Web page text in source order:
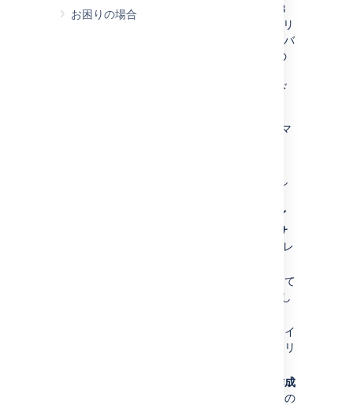
お困りの場合
です (例: Confluence 3.0 から 3.1、または 2.8
から 3.0 へのアップグレードなど)。マイナー リ
リースは、アップグレード後に Confluence のバ
ージョン番号の 1 桁目、および小数点第 1 位の
Confluence 3.0 から 3.0.1 へのアップグレード
Confluence サイト全体でレイアウトのカスタマ
] を選択し
レイ
サ
レ
すべてのカスタマイズが利用可能になって
いることを確認します (できればコピーし
カスタマイズを再適用する必要のあるレイ
をクリ
カスタムの作成
をクリックし、新しい既定レイアウト内の